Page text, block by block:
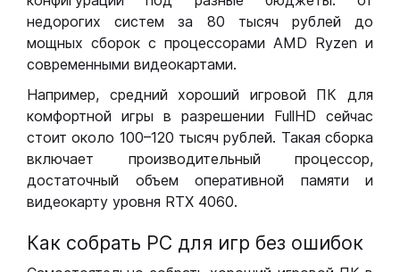
недорогих систем за 80 тысяч рублей до
мощных сборок с процессорами AMD Ryzen и
современными видеокартами.
Например, средний хороший игровой ПК для
комфортной игры в разрешении FullHD сейчас
стоит около 100–120 тысяч рублей. Такая сборка
включает производительный процессор,
достаточный объем оперативной памяти и
видеокарту уровня RTX 4060.
Как собрать РС для игр без ошибок